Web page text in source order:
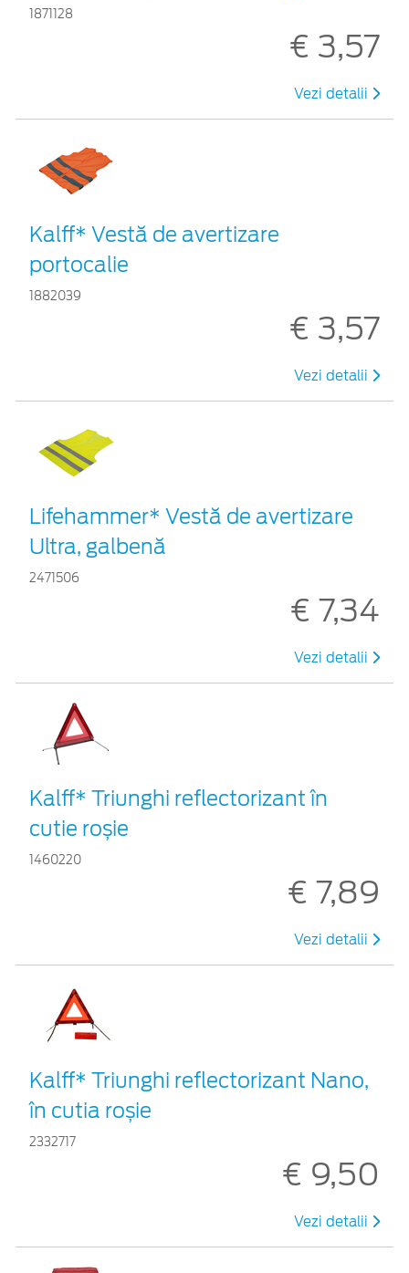
1871128
€ 3,57
Vezi detalii
Kalff* Vestă de avertizare
portocalie
1882039
€ 3,57
Vezi detalii
Lifehammer* Vestă de avertizare
Ultra, galbenă
2471506
€ 7,34
Vezi detalii
Kalff* Triunghi reflectorizant în
cutie roșie
1460220
€ 7,89
Vezi detalii
Kalff* Triunghi reflectorizant Nano,
în cutia roșie
2332717
€ 9,50
Vezi detalii